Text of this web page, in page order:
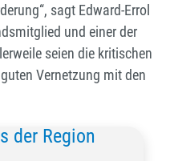
sagt Edward-Errol
und einer der
seien die kritischen
Vernetzung mit den
der Region